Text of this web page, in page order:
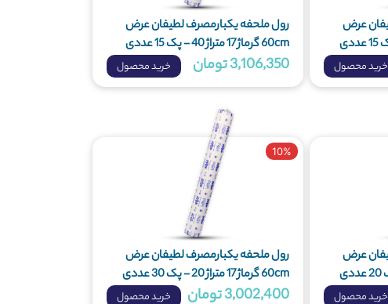
عرض
خرید محصول
رول ملحفه یکبارمصرف لطیفان عرض
60cm گرماژ 17 متراژ 40 - پک 15 عددی
3,106,350 تومان خرید محصول
عرض
خرید محصول
رول ملحفه یکبارمصرف لطیفان عرض
60cm گرماژ 17 متراژ 20 - پک 30 عددی
10%
3,002,400 تومان خرید محصول